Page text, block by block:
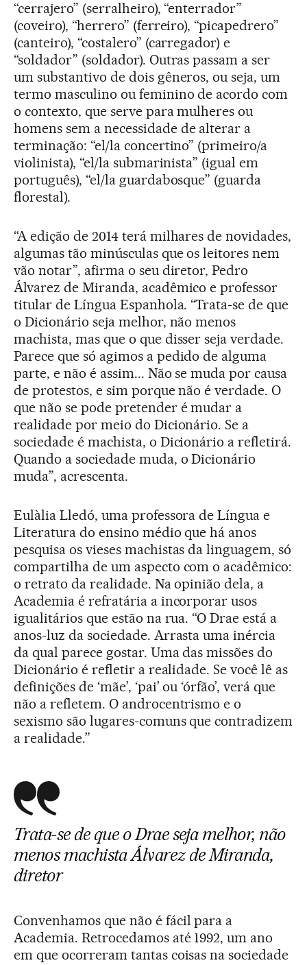
“cerrajero” (serralheiro), “enterrador”
(coveiro), “herrero” (ferreiro), “picapedrero”
(canteiro), “costalero” (carregador) e
“soldador” (soldador). Outras passam a ser
um substantivo de dois gêneros, ou seja, um
termo masculino ou feminino de acordo com
o contexto, que serve para mulheres ou
homens sem a necessidade de alterar a
terminação: “el/la concertino” (primeiro/a
violinista), “el/la submarinista” (igual em
português), “el/la guardabosque” (guarda
florestal).
“A edição de 2014 terá milhares de novidades,
algumas tão minúsculas que os leitores nem
vão notar”, afirma o seu diretor, Pedro
Álvarez de Miranda, acadêmico e professor
titular de Língua Espanhola. “Trata-se de que
o Dicionário seja melhor, não menos
machista, mas que o que disser seja verdade.
Parece que só agimos a pedido de alguma
parte, e não é assim... Não se muda por causa
de protestos, e sim porque não é verdade. O
que não se pode pretender é mudar a
realidade por meio do Dicionário. Se a
sociedade é machista, o Dicionário a refletirá.
Quando a sociedade muda, o Dicionário
muda”, acrescenta.
Eulàlia Lledó, uma professora de Língua e
Literatura do ensino médio que há anos
pesquisa os vieses machistas da linguagem, só
compartilha de um aspecto com o acadêmico:
o retrato da realidade. Na opinião dela, a
Academia é refratária a incorporar usos
igualitários que estão na rua. “O Drae está a
anos-luz da sociedade. Arrasta uma inércia
da qual parece gostar. Uma das missões do
Dicionário é refletir a realidade. Se você lê as
definições de ‘mãe’, ‘pai’ ou ‘órfão’, verá que
não a refletem. O androcentrismo e o
sexismo são lugares-comuns que contradizem
a realidade.”
Trata-se de que o Drae seja melhor, não
menos machistaÁlvarez de Miranda,
diretor
Convenhamos que não é fácil para a
Academia. Retrocedamos até 1992, um ano
em que ocorreram tantas coisas na sociedade